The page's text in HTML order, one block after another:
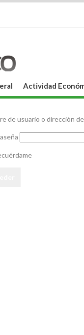
Actividad
de usuario o dirección